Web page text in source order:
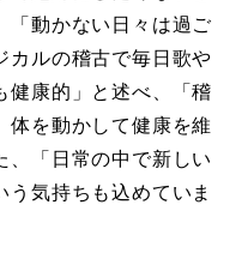
「動かない日々は過ご
カルの稽古で毎日歌や
健康的」と述べ、「稽
体を動かして健康を維
、「日常の中で新しい
気持ちも込めていま